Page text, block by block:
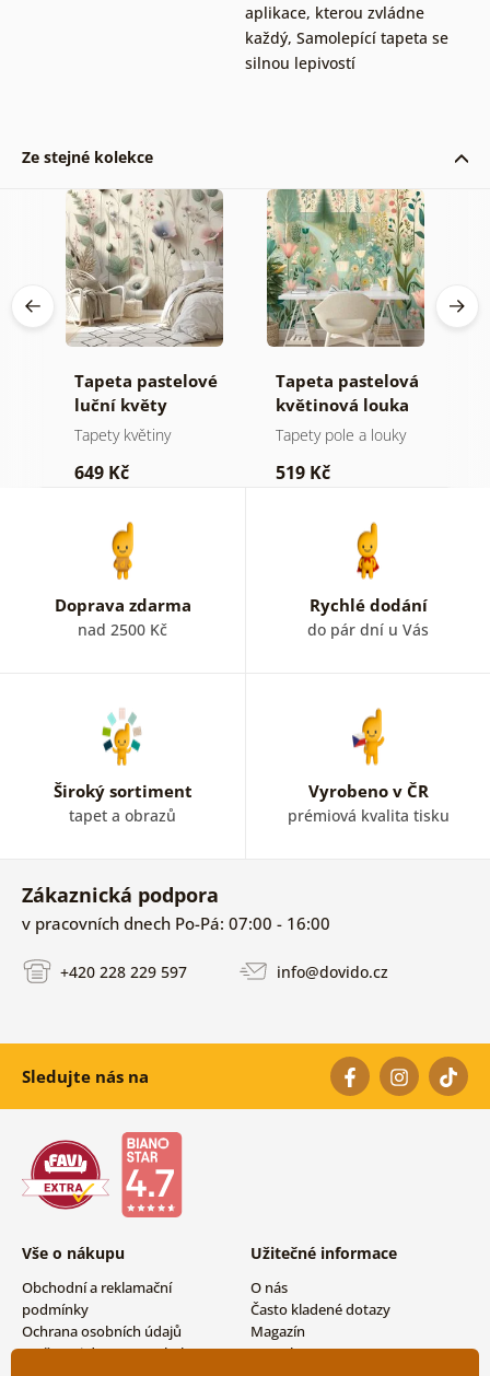
aplikace, kterou zvládne
každý, Samolepící tapeta se
silnou lepivostí
Ze stejné kolekce
Tapeta pastelové
luční květy
Tapety květiny
649 Kč
Tapeta pastelová
květinová louka
Tapety pole a louky
519 Kč
Doprava zdarma
nad 2500 Kč
Rychlé dodání
do pár dní u Vás
Široký sortiment
tapet a obrazů
Vyrobeno v ČR
prémiová kvalita tisku
Zákaznická podpora
v pracovních dnech Po-Pá: 07:00 - 16:00
+420 228 229 597 info@dovido.cz
Sledujte nás na
Vše o nákupu
Obchodní a reklamační
podmínky
Ochrana osobních údajů
Možnosti dopravy a platby
Užitečné informace
O nás
Často kladené dotazy
Magazín
Kontakty